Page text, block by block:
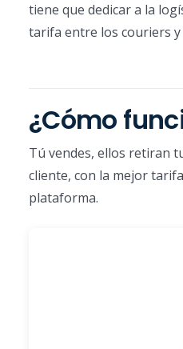
tiene que dedicar a la
tarifa entre los couriers
¿Cómo
Tú vendes, ellos retiran
cliente, con la mejor
plataforma.